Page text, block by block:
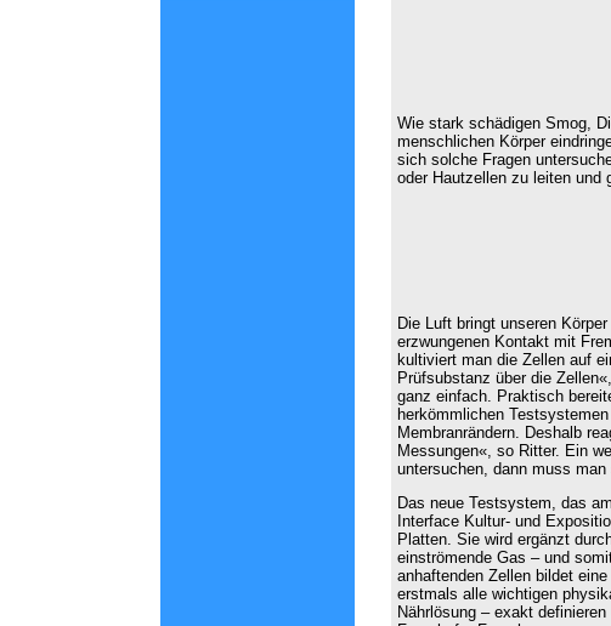
Wie stark schädigen Smog,
menschlichen Körper
sich solche Fragen
oder Hautzellen zu leiten und
Die Luft bringt unseren
erzwungenen Kontakt mit
kultiviert man die Zellen auf
Prüfsubstanz über die
ganz einfach. Praktisch
herkömmlichen
Membranrändern. Deshalb
Messungen«, so Ritter. Ein
untersuchen, dann muss
Das neue Testsystem, das
Interface Kultur- und
Platten. Sie wird ergänzt
einströmende Gas – und
anhaftenden Zellen bildet
erstmals alle wichtigen
Nährlösung – exakt